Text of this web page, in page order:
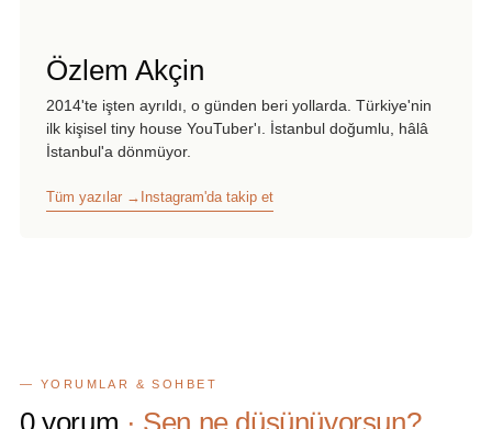
Özlem Akçin
2014'te işten ayrıldı, o günden beri yollarda. Türkiye'nin
ilk kişisel tiny house YouTuber'ı. İstanbul doğumlu, hâlâ
İstanbul'a dönmüyor.
Tüm yazılar → Instagram'da takip et
— YORUMLAR & SOHBET
0yorum · Sen ne düşünüyorsun?